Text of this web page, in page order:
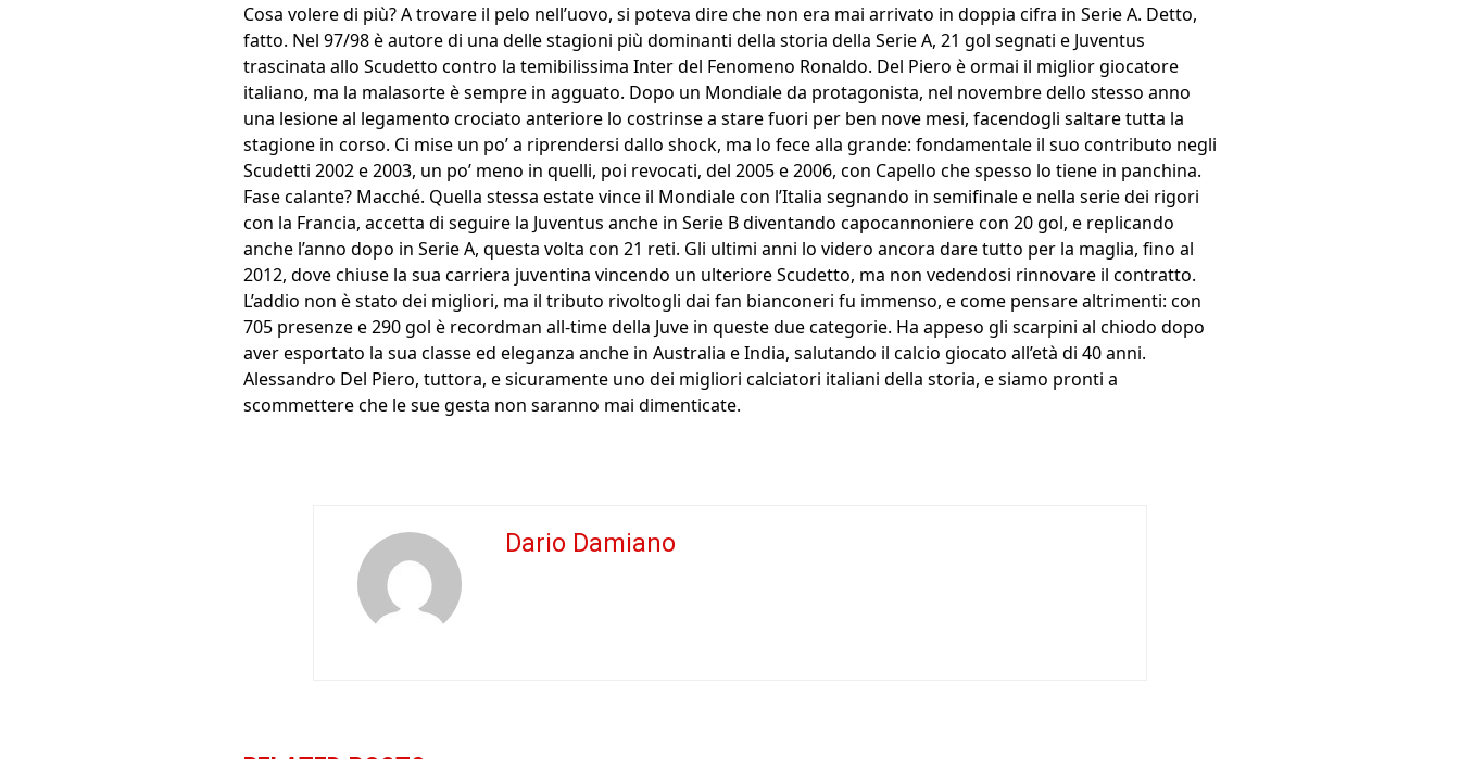
Cosa volere di più? A trovare il pelo nell’uovo, si poteva dire che non era mai arrivato in doppia cifra in Serie A. Detto,
fatto. Nel 97/98 è autore di una delle stagioni più dominanti della storia della Serie A, 21 gol segnati e Juventus
trascinata allo Scudetto contro la temibilissima Inter del Fenomeno Ronaldo. Del Piero è ormai il miglior giocatore
italiano, ma la malasorte è sempre in agguato. Dopo un Mondiale da protagonista, nel novembre dello stesso anno
una lesione al legamento crociato anteriore lo costrinse a stare fuori per ben nove mesi, facendogli saltare tutta la
stagione in corso. Ci mise un po’ a riprendersi dallo shock, ma lo fece alla grande: fondamentale il suo contributo negli
Scudetti 2002 e 2003, un po’ meno in quelli, poi revocati, del 2005 e 2006, con Capello che spesso lo tiene in panchina.
Fase calante? Macché. Quella stessa estate vince il Mondiale con l’Italia segnando in semifinale e nella serie dei rigori
con la Francia, accetta di seguire la Juventus anche in Serie B diventando capocannoniere con 20 gol, e replicando
anche l’anno dopo in Serie A, questa volta con 21 reti. Gli ultimi anni lo videro ancora dare tutto per la maglia, fino al
2012, dove chiuse la sua carriera juventina vincendo un ulteriore Scudetto, ma non vedendosi rinnovare il contratto.
L’addio non è stato dei migliori, ma il tributo rivoltogli dai fan bianconeri fu immenso, e come pensare altrimenti: con
705 presenze e 290 gol è recordman all-time della Juve in queste due categorie. Ha appeso gli scarpini al chiodo dopo
aver esportato la sua classe ed eleganza anche in Australia e India, salutando il calcio giocato all’età di 40 anni.
Alessandro Del Piero, tuttora, e sicuramente uno dei migliori calciatori italiani della storia, e siamo pronti a
scommettere che le sue gesta non saranno mai dimenticate.
Dario Damiano